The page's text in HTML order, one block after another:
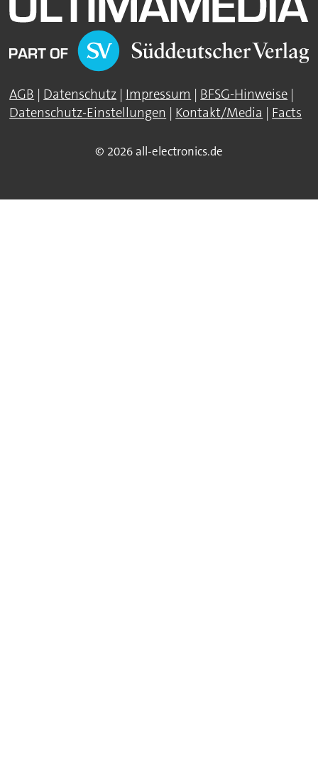
AGB | Datenschutz | Impressum | BFSG-Hinweise |
Datenschutz-Einstellungen | Kontakt/Media | Facts
© 2026 all-electronics.de